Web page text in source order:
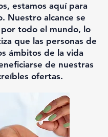
estamos aquí para
Nuestro alcance se
todo el mundo, lo
que las personas de
ámbitos de la vida
de nuestras
ofertas.